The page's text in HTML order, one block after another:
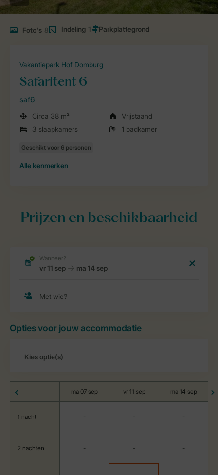
Foto's 8 Indeling 1
Vakantiepark Hof Domburg
Safaritent 6
saf6
Circa 38 m²
Vrijstaand
3 slaapkamers
1 badkamer
Alle kenmerken
Prijzen en beschikbaarheid
Opties voor jouw accommodatie
ma 07 sep vr 11 sep ma 14 sep
1 nacht - - -
2 nachten - - -